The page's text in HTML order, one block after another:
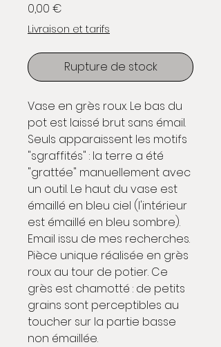
0,00 €
Livraison et tarifs
Rupture de stock
Vase en grès roux. Le bas du
pot est laissé brut sans émail.
Seuls apparaissent les motifs
"sgraffités" : la terre a été
"grattée" manuellement avec
un outil. Le haut du vase est
émaillé en bleu ciel (l'intérieur
est émaillé en bleu sombre).
Email issu de mes recherches.
Pièce unique réalisée en grès
roux au tour de potier. Ce
grès est chamotté : de petits
grains sont perceptibles au
toucher sur la partie basse
non émaillée.